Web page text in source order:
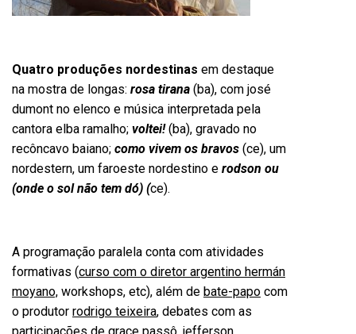
Quatro produções nordestinas em destaque
na mostra de longas: rosa tirana (ba), com josé
dumont no elenco e música interpretada pela
cantora elba ramalho; voltei!(ba), gravado no
recôncavo baiano; como vivem os bravos (ce), um
nordestern, um faroeste nordestino e rodson ou
(onde o sol não tem dó) (ce).
A programação paralela conta com atividades
formativas (curso com o diretor argentino hermán
moyano, workshops, etc), além de bate-papo com
o produtor rodrigo teixeira, debates com as